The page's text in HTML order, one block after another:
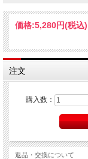
価格:5,280円(税込)
注文
購入数：
返品・交換について